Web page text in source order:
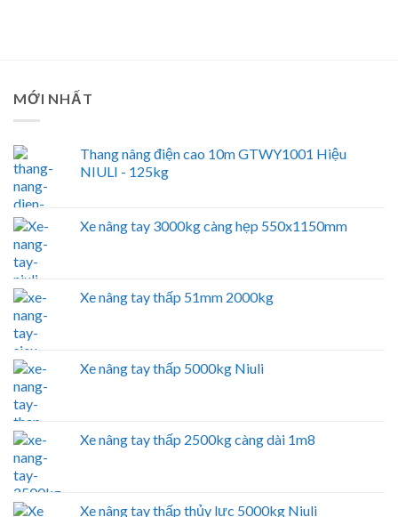
MỚI NHẤT
Thang nâng điện cao 10m GTWY1001 Hiệu
NIULI - 125kg
Xe nâng tay 3000kg càng hẹp 550x1150mm
Xe nâng tay thấp 51mm 2000kg
Xe nâng tay thấp 5000kg Niuli
Xe nâng tay thấp 2500kg càng dài 1m8
Xe nâng tay thấp thủy lực 5000kg Niuli